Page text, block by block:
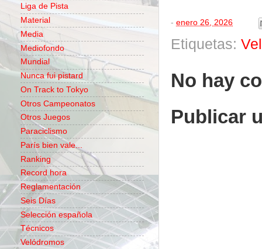
- enero 26, 2026
Etiquetas:
No hay
Publicar
Liga de Pista
Material
Media
Mediofondo
Mundial
Nunca fui pistard
On Track to Tokyo
Otros Campeonatos
Otros Juegos
Paraciclismo
París bien vale...
Ranking
Record hora
Reglamentación
Seis Días
Selección española
Técnicos
Velódromos